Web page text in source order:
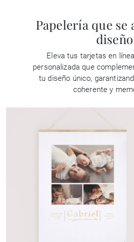
Papelería que se
diseño
Eleva tus tarjetas en
personalizada que
tu diseño único,
coherente y